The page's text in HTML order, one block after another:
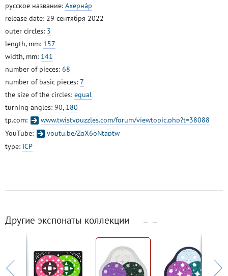
русское название: Ахерна́р
release date: 29 сентября 2022
outer circles: 3
length, mm: 157
width, mm: 141
number of pieces: 68
number of basic pieces: 7
the size of the circles: equal
turning angles: 90, 180
tp.com:
www.twistypuzzles.com/forum/viewtopic.php?t=38088
YouTube:
youtu.be/ZgX6oNtaptw
type: ICP
Другие экспонаты коллекции ← →